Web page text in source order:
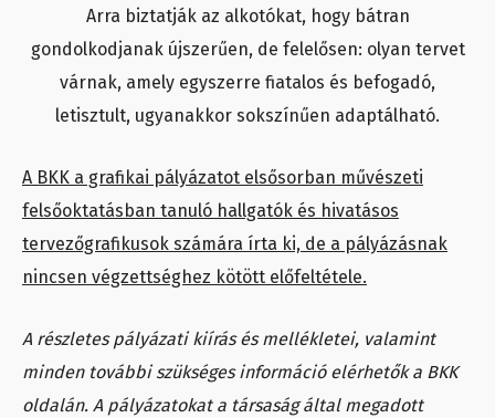
Arra biztatják az alkotókat, hogy bátran
gondolkodjanak újszerűen, de felelősen: olyan tervet
várnak, amely egyszerre fiatalos és befogadó,
letisztult, ugyanakkor sokszínűen adaptálható.
A BKK a grafikai pályázatot elsősorban művészeti
felsőoktatásban tanuló hallgatók és hivatásos
tervezőgrafikusok számára írta ki, de a pályázásnak
nincsen végzettséghez kötött előfeltétele.
A részletes pályázati kiírás és mellékletei, valamint
minden további szükséges információ elérhetők a BKK
oldalán. A pályázatokat a társaság által megadott